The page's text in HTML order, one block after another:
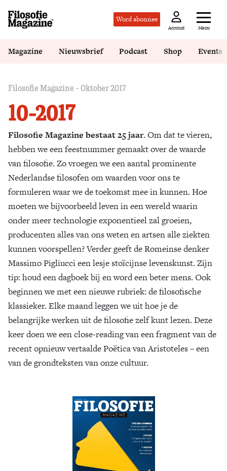
Word abonnee
Account Menu
Zoek
Magazine Nieuwsbrief Podcast Shop Events
Filosofie Magazine - Oktober 2017
10-2017
Filosofie Magazine bestaat 25 jaar. Om dat te vieren,
hebben we een feestnummer gemaakt over de waarde
van filosofie. Zo vroegen we een aantal prominente
Nederlandse filosofen om waarden voor ons te
formuleren waar we de toekomst mee in kunnen. Hoe
moeten we bijvoorbeeld leven in een wereld waarin
onder meer technologie exponentieel zal groeien,
producenten alles van ons weten en artsen alle ziekten
kunnen voorspellen? Verder geeft de Romeinse denker
Massimo Pigliucci een lesje stoïcijnse levenskunst. Zijn
tip: houd een dagboek bij en word een beter mens. Ook
beginnen we met een nieuwe rubriek: de filosofische
klassieker. Elke maand leggen we uit hoe je de
belangrijke werken uit de filosofie zelf kunt lezen. Deze
keer doen we een close-reading van een fragment van de
recent opnieuw vertaalde Poëtica van Aristoteles – een
van de grondteksten van onze cultuur.